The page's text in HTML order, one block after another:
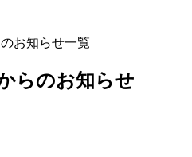
お知らせ一覧
らのお知らせ